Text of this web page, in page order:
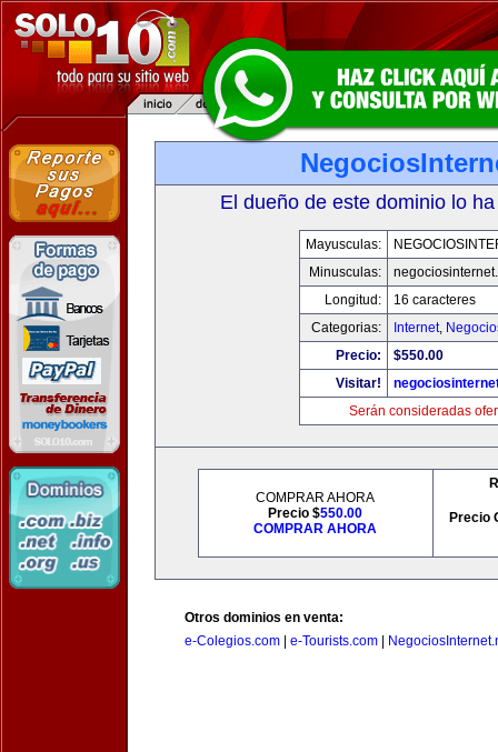
El dueño de este dominio lo
Mayusculas:
Minusculas:
Longitud:
16 caracteres
Categorias:
Internet,
Precio:
$550.00
Visitar!
Serán consideradas
COMPRAR AHORA
Precio $550.00
COMPRAR AHORA
Precio
Otros dominios en venta:
e-Colegios.com
e-Tourists.com